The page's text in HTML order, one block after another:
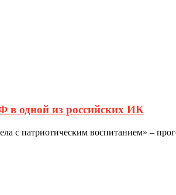
одной из российских ИК
с патриотическим воспитанием» –